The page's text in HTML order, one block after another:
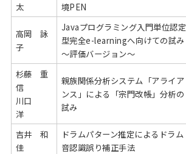
太
境PEN
高岡 詠
子
Javaプログラミング入門単位認定
型完全e-learningへ向けての試み
～評価バージョン～
杉藤 重
信
川口
洋
親族関係分析システム「アライア
ンス」による「宗門改帳」分析の
試み
吉井 和
佳
ドラムパターン推定によるドラム
音認識誤り補正手法